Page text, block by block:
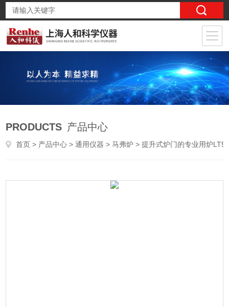
PRODUCTS 产品中心
首页 > 产品中心 >通用仪器 >马弗炉 > 提升式炉门的专业用炉LT5/12/P330